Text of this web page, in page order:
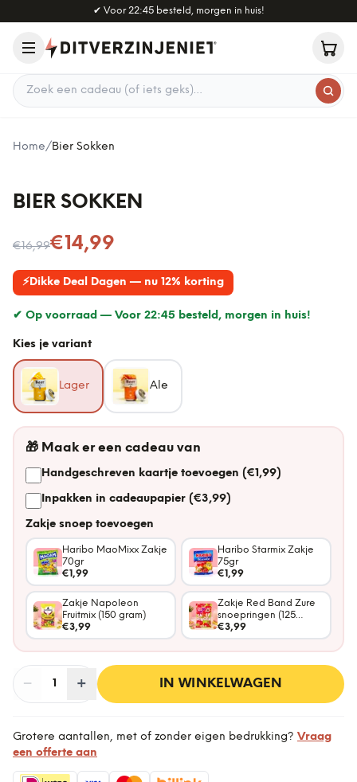
Naar hoofdinhoud
✔ Voor 22:45 besteld, morgen in huis!
Zoek een cadeau
Home/Bier Sokken
BIER SOKKEN
€16,99
Nu voor€14,99
⚡Dikke Deal Dagen — nu 12% korting
✔ Op voorraad — Voor 22:45 besteld, morgen in huis!
Kies je variant
Lager Ale
🎁 Maak er een cadeau van
Handgeschreven kaartje toevoegen (€1,99)
Inpakken in cadeaupapier (€3,99)
Zakje snoep toevoegen
Haribo MaoMixx Zakje
70gr
€1,99
Haribo Starmix Zakje
75gr
€1,99
Zakje Napoleon
Fruitmix (150 gram)
€3,99
Zakje Red Band Zure
snoepringen (125
gram)
€3,99
− Aantal
1 + IN WINKELWAGEN
Grotere aantallen, met of zonder eigen bedrukking? Vraag
een offerte aan